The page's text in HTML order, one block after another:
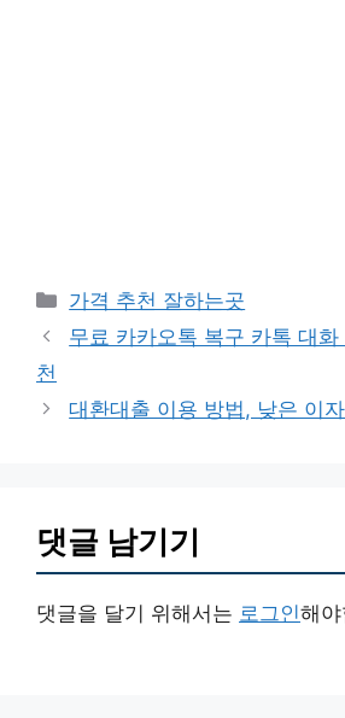
카
테
고
가격 추천 잘하는곳
무료 카카오톡 복구 카톡 대
천
대환대출 이용 방법, 낮은 이
댓글 남기기
댓글을 달기 위해서는 로그인해